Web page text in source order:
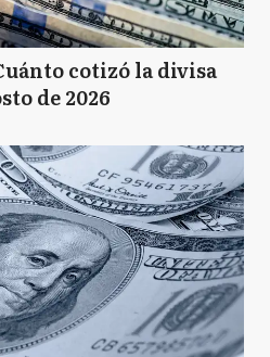
cotizó la divisa
de 2026